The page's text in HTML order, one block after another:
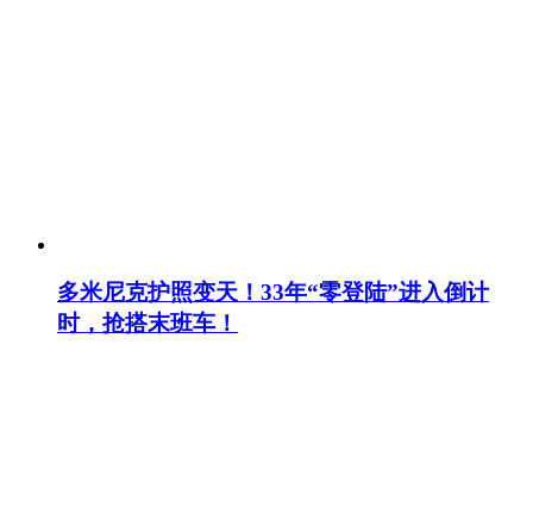
多米尼克护照变天！33年“零登陆”进入倒计
时，抢搭末班车！